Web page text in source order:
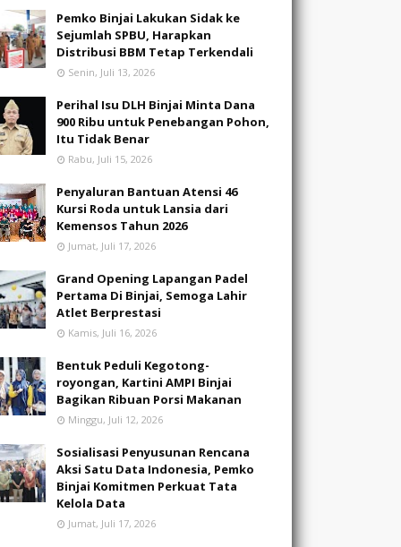
Pemko Binjai Lakukan Sidak ke
Sejumlah SPBU, Harapkan
Distribusi BBM Tetap Terkendali
Senin, Juli 13, 2026
Perihal Isu DLH Binjai Minta Dana
900 Ribu untuk Penebangan Pohon,
Itu Tidak Benar
Rabu, Juli 15, 2026
Penyaluran Bantuan Atensi 46
Kursi Roda untuk Lansia dari
Kemensos Tahun 2026
Jumat, Juli 17, 2026
Grand Opening Lapangan Padel
Pertama Di Binjai, Semoga Lahir
Atlet Berprestasi
Kamis, Juli 16, 2026
Bentuk Peduli Kegotong-
royongan, Kartini AMPI Binjai
Bagikan Ribuan Porsi Makanan
Minggu, Juli 12, 2026
Sosialisasi Penyusunan Rencana
Aksi Satu Data Indonesia, Pemko
Binjai Komitmen Perkuat Tata
Kelola Data
Jumat, Juli 17, 2026